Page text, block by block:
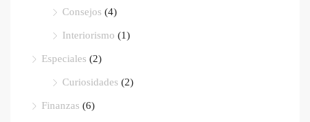
Consejos (4)
Interiorismo (1)
Especiales (2)
Curiosidades (2)
Finanzas (6)